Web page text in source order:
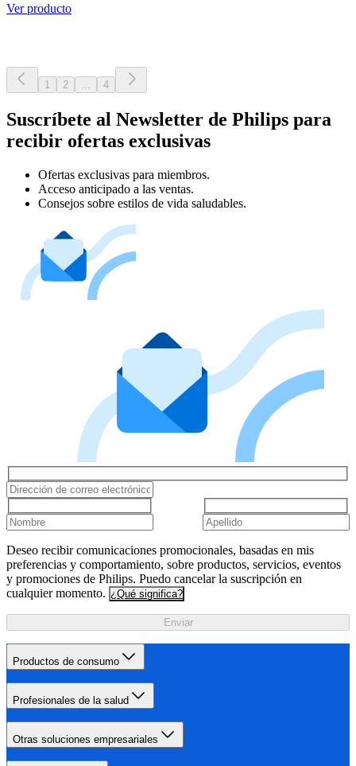
Ver producto
1 2 4
Suscríbete al Newsletter de Philips para
recibir ofertas exclusivas
Ofertas exclusivas para miembros.
Acceso anticipado a las ventas.
Consejos sobre estilos de vida saludables.
Deseo recibir comunicaciones promocionales, basadas en mis
preferencias y comportamiento, sobre productos, servicios, eventos
y promociones de Philips. Puedo cancelar la suscripción en
cualquier momento. ¿Qué significa?
Enviar
Productos de consumo
Profesionales de la salud
Otras soluciones empresariales